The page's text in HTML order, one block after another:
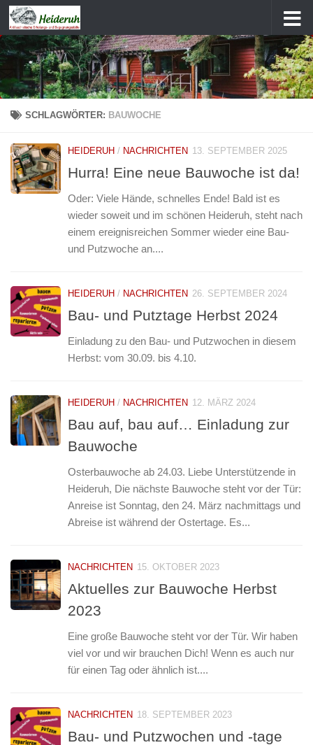
Zum Inhalt springen
SCHLAGWÖRTER: BAUWOCHE
HEIDERUH / NACHRICHTEN 13. SEPTEMBER 2025
Hurra! Eine neue Bauwoche ist da!
Oder: Viele Hände, schnelles Ende! Bald ist es
wieder soweit und im schönen Heideruh, steht nach
einem ereignisreichen Sommer wieder eine Bau-
und Putzwoche an....
HEIDERUH / NACHRICHTEN 26. SEPTEMBER 2024
Bau- und Putztage Herbst 2024
Einladung zu den Bau- und Putzwochen in diesem
Herbst: vom 30.09. bis 4.10.
HEIDERUH / NACHRICHTEN 12. MÄRZ 2024
Bau auf, bau auf… Einladung zur
Bauwoche
Osterbauwoche ab 24.03. Liebe Unterstützende in
Heideruh, Die nächste Bauwoche steht vor der Tür:
Anreise ist Sonntag, den 24. März nachmittags und
Abreise ist während der Ostertage. Es...
NACHRICHTEN 15. OKTOBER 2023
Aktuelles zur Bauwoche Herbst
2023
Eine große Bauwoche steht vor der Tür. Wir haben
viel vor und wir brauchen Dich! Wenn es auch nur
für einen Tag oder ähnlich ist....
NACHRICHTEN 18. SEPTEMBER 2023
Bau- und Putzwochen und -tage